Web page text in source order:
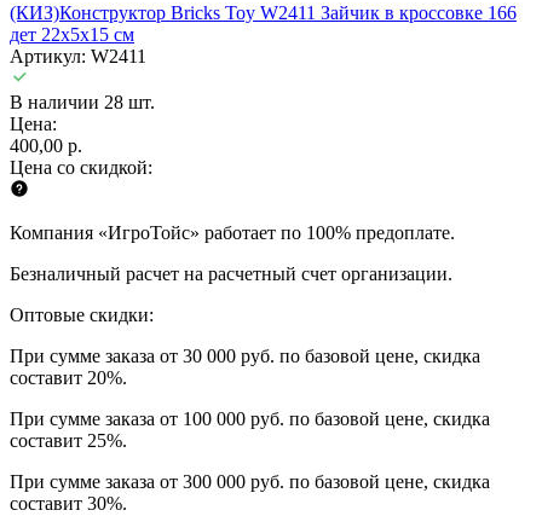
(КИЗ)Конструктор Bricks Toy W2411 Зайчик в кроссовке 166
дет 22х5х15 см
Артикул: W2411
В наличии 28 шт.
Цена:
400,00 р.
Цена со скидкой:
Компания «ИгроТойс» работает по 100% предоплате.
Безналичный расчет на расчетный счет организации.
Оптовые скидки:
При сумме заказа от 30 000 руб. по базовой цене, скидка
составит 20%.
При сумме заказа от 100 000 руб. по базовой цене, скидка
составит 25%.
При сумме заказа от 300 000 руб. по базовой цене, скидка
составит 30%.